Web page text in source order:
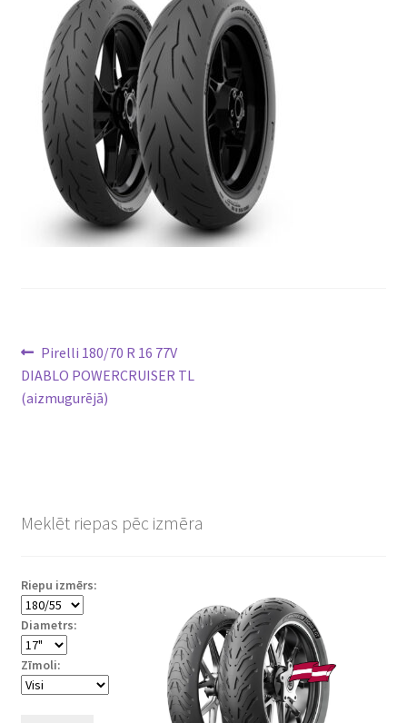
Kontakti
Ziņu
izvēlne
Previous
post:
Pirelli 180/70 R 16 77V
DIABLO POWERCRUISER TL
(aizmugurējā)
Meklēt riepas pēc izmēra
Riepu izmērs:
Diametrs:
Zīmoli: